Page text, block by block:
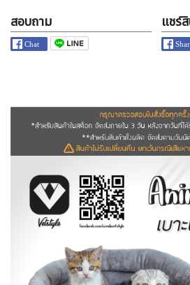
สอบถาม แชร์